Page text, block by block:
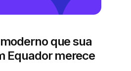
que sua
Equador merece